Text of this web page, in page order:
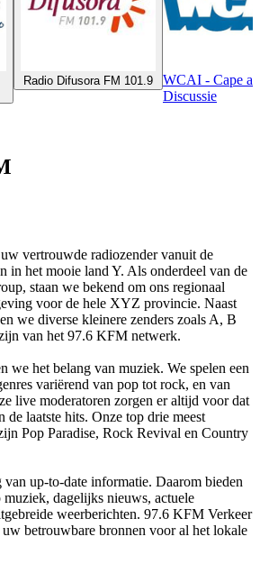
Radio Difusora FM 101.9
WCAI - Cape
Discussie
vertrouwde radiozender vanuit de
in het mooie land Y. Als onderdeel van de
staan we bekend om ons regionaal
voor de hele XYZ provincie. Naast
we diverse kleinere zenders zoals A, B
van het 97.6 KFM netwerk.
we het belang van muziek. We spelen een
variërend van pop tot rock, en van
live moderatoren zorgen er altijd voor dat
laatste hits. Onze top drie meest
Pop Paradise, Rock Revival en Country
van up-to-date informatie. Daarom bieden
muziek, dagelijks nieuws, actuele
weerberichten. 97.6 KFM Verkeer
betrouwbare bronnen voor al het lokale